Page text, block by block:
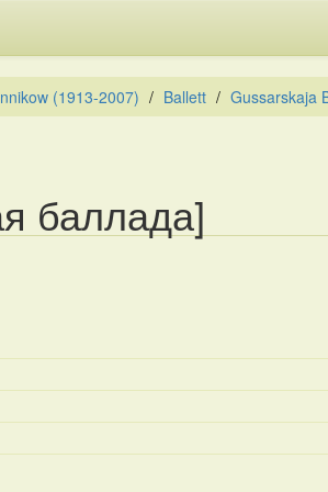
(1913-2007) Ballett Gussarskaja
баллада]